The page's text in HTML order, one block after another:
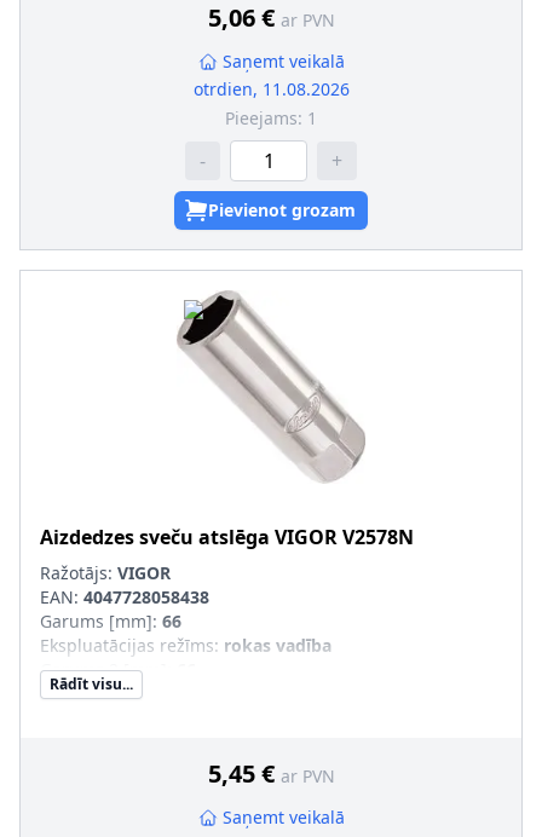
5,06 € ar PVN
Saņemt veikalā
otrdien, 11.08.2026
Pieejams: 1
- +
Pievienot grozam
Aizdedzes sveču atslēga VIGORV2578N
Ražotājs: VIGOR
EAN: 4047728058438
Garums [mm]: 66
Ekspluatācijas režīms: rokas vadība
Garums 2 [mm]
Piedziņas četrkanša izmēri [mm (collas)]
Rādīt visu...
5,45 € ar PVN
Saņemt veikalā